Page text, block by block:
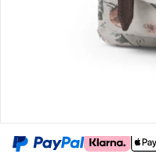
Unternehmen